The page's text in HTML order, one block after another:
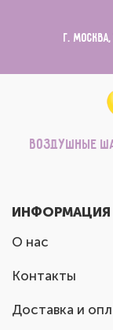
г.
Воздушные
ИНФОРМАЦИЯ
О нас
Контакты
Доставка и